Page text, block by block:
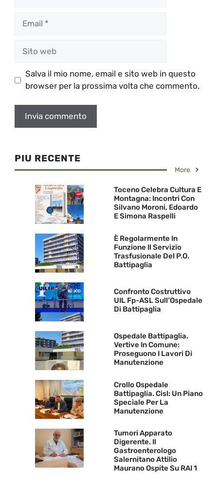
Salva il mio nome, email e sito web in questo
browser per la prossima volta che commento.
PIU RECENTE
More
Toceno Celebra Cultura E
Montagna: Incontri Con
Silvano Moroni, Edoardo
E Simona Raspelli
È Regolarmente In
Funzione Il Servizio
Trasfusionale Del P.O.
Battipaglia
Confronto Costruttivo
UIL Fp-ASL Sull’Ospedale
Di Battipaglia
Ospedale Battipaglia.
Vertive In Comune:
Proseguono I Lavori Di
Manutenzione
Crollo Ospedale
Battipaglia. Cisl: Un Piano
Speciale Per La
Manutenzione
Tumori Apparato
Digerente. Il
Gastroenterologo
Salernitano Attilio
Maurano Ospite Su RAI 1